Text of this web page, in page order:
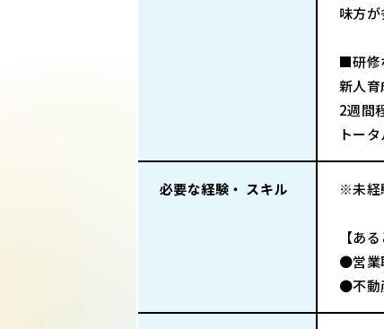
味方が
■研修
新人育
2週間
トー
必要な経験・ スキル ※未経
【あ
●営業
●不動